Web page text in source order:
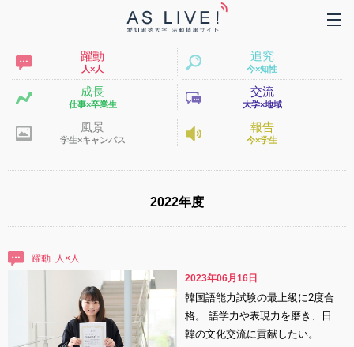
躍動
人×人
追究
今×知性
成長
仕事×卒業生
交流
大学×地域
風景
学生×キャンパス
報告
今×学生
2022年度
躍動
韓国語能力試験の最上級に2度合
格。 語学力や表現力を磨き、日
韓の文化交流に貢献したい。
2023年06月16日